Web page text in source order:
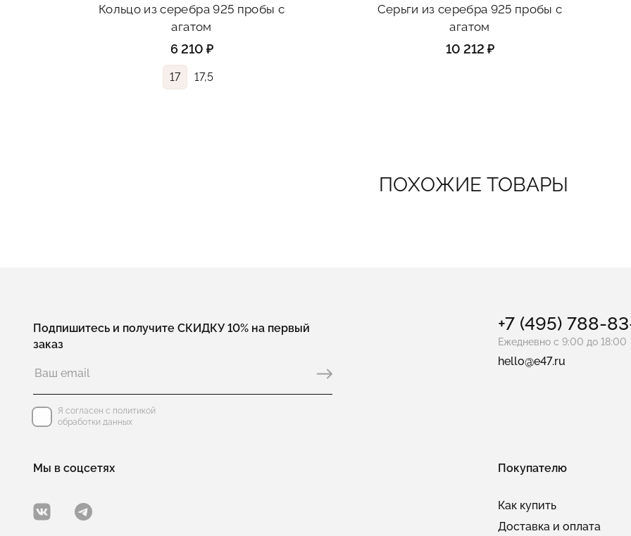
Кольцо из серебра 925 пробы с
агатом
6 210 ₽
17 17,5
Серьги из серебра 925 пробы с
агатом
10 212 ₽
ПОХОЖИЕ ТОВАРЫ
Подпишитесь и получите СКИДКУ 10% на первый
заказ
Я согласен с политикой
обработки данных
+7 (495) 788-
Ежедневно с 9:00 до 18:00
hello@e47.ru
Мы в соцсетях Покупателю
Как купить
Доставка и оплата